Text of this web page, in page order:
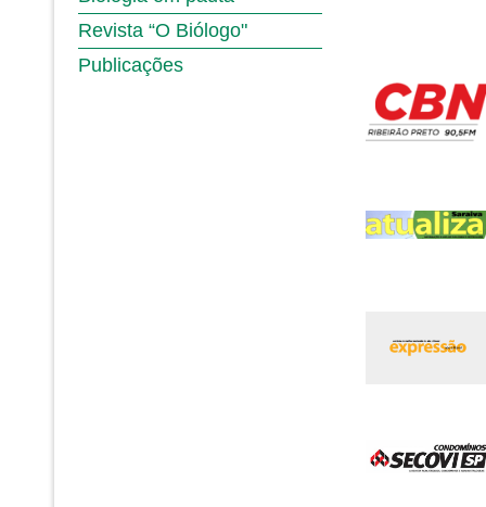
Revista “O Biólogo"
Publicações